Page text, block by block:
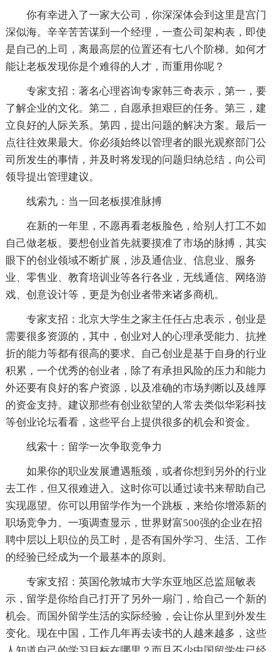
你有幸进入了一家大公司，你深深体会到这里是宫门
深似海。辛辛苦苦谋到一个经理，一查公司架构表，即使
是自己的上司，离最高层的位置还有七八个阶梯。如何才
能让老板发现你是个难得的人才，而重用你呢？
专家支招：著名心理咨询专家韩三奇表示，第一，要
了解企业的文化。第二，自愿承担艰巨的任务。第三，建
立良好的人际关系。第四，提出问题的解决方案。最后一
点往往效果最大。你必须始终以管理者的眼光观察部门公
司所发生的事情，并及时将发现的问题归纳总结，向公司
领导提出管理建议。
线索九：当一回老板摸准脉搏
在新的一年里，不愿再看老板脸色，给别人打工不如
自己做老板。要想创业首先就要摸准了市场的脉搏，其实
眼下的创业领域不断扩展，涉及通信业、信息业、服务
业、零售业、教育培训业等各行各业，无线通信、网络游
戏、创意设计等，更是为创业者带来诸多商机。
专家支招：北京大学生之家主任任占忠表示，创业是
需要很多资源的，其中，创业对人的心理承受能力、抗挫
折的能力等都有很高的要求。自己创业是基于自身的行业
积累，一个优秀的创业者，除了有承担风险的压力和能力
外还要有良好的客户资源，以及准确的市场判断以及雄厚
的资金支持。建议那些有创业欲望的人常去类似华彩科技
等创业论坛看看，这些平台上提供很多的机会和资金。
线索十：留学一次争取竞争力
如果你的职业发展遭遇瓶颈，或者你想到另外的行业
去工作，但又很难进入。这时你可以通过读书来帮助自己
实现愿望。你可以用留学作为一个跳板，来给你增添新的
职场竞争力。一项调查显示，世界财富500强的企业在招
聘中层以上职位的员工时，是否有国外学习、生活、工作
的经验已经成为一个最基本的原则。
专家支招：英国伦敦城市大学东亚地区总监屈敏表
示，留学是你给自己打开了另外一扇门，给自己一个新的
机会。而国外留学生活的实际经验，会让你从里到外发生
变化。现在中国，工作几年再去读书的人越来越多，这些